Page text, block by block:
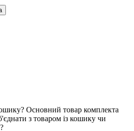
Основний товар комплекта
з товаром із кошику чи